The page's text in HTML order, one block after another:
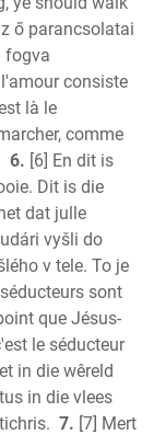
ő parancsolatai
fogva
l'amour consiste
là le
comme
6. [6] En dit is
Dit is die
dat julle
vyšli do
v tele. To je
sont
que Jésus-
le séducteur
in die wêreld
in die vlees
7. [7] Mert